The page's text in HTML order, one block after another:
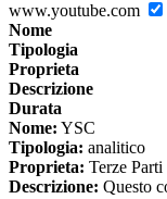
www.youtube.com
Nome
Tipologia
Proprieta
Descrizione
Durata
Nome: YSC
Tipologia: analitico
Proprieta: Terze Parti
Descrizione: Questo